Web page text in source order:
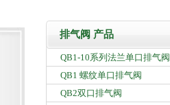
排气阀 产品
QB1-10系列法兰单口排气阀
QB1 螺纹单口排气阀
QB2双口排气阀